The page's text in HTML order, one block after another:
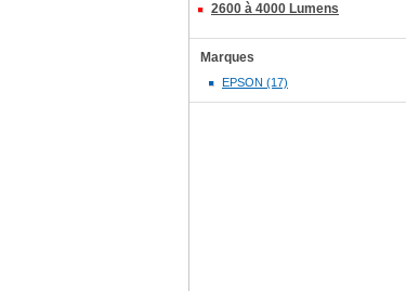
2600 à 4000 Lumens
Marques
EPSON (17)